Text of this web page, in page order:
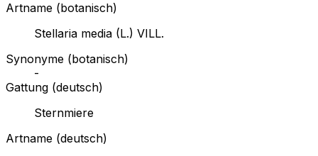
Artname (botanisch)
Stellaria media (L.) VILL.
Synonyme (botanisch)
-
Gattung (deutsch)
Sternmiere
Artname (deutsch)